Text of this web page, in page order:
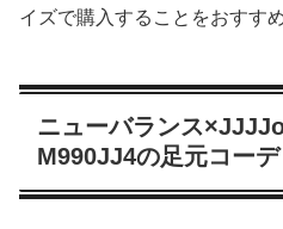
イズで購入することをおすす
ニューバランス
M990JJ4の足元コーデ